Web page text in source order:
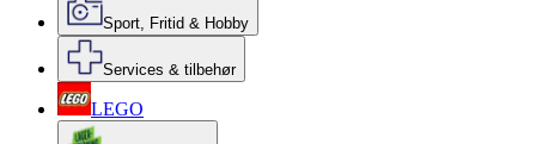
Sport, Fritid & Hobby
Services & tilbehør
LEGO